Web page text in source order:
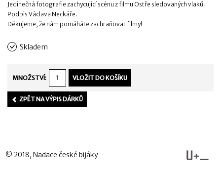
Jedinečná fotografie zachycující scénu z filmu Ostře sledovaných vlaků.
Podpis Václava Neckáře.
Děkujeme, že nám pomáháte zachraňovat filmy!
Skladem
MNOŽSTVÍ:
ZPĚT NA VÝPIS DÁRKŮ
© 2018, Nadace české bijáky